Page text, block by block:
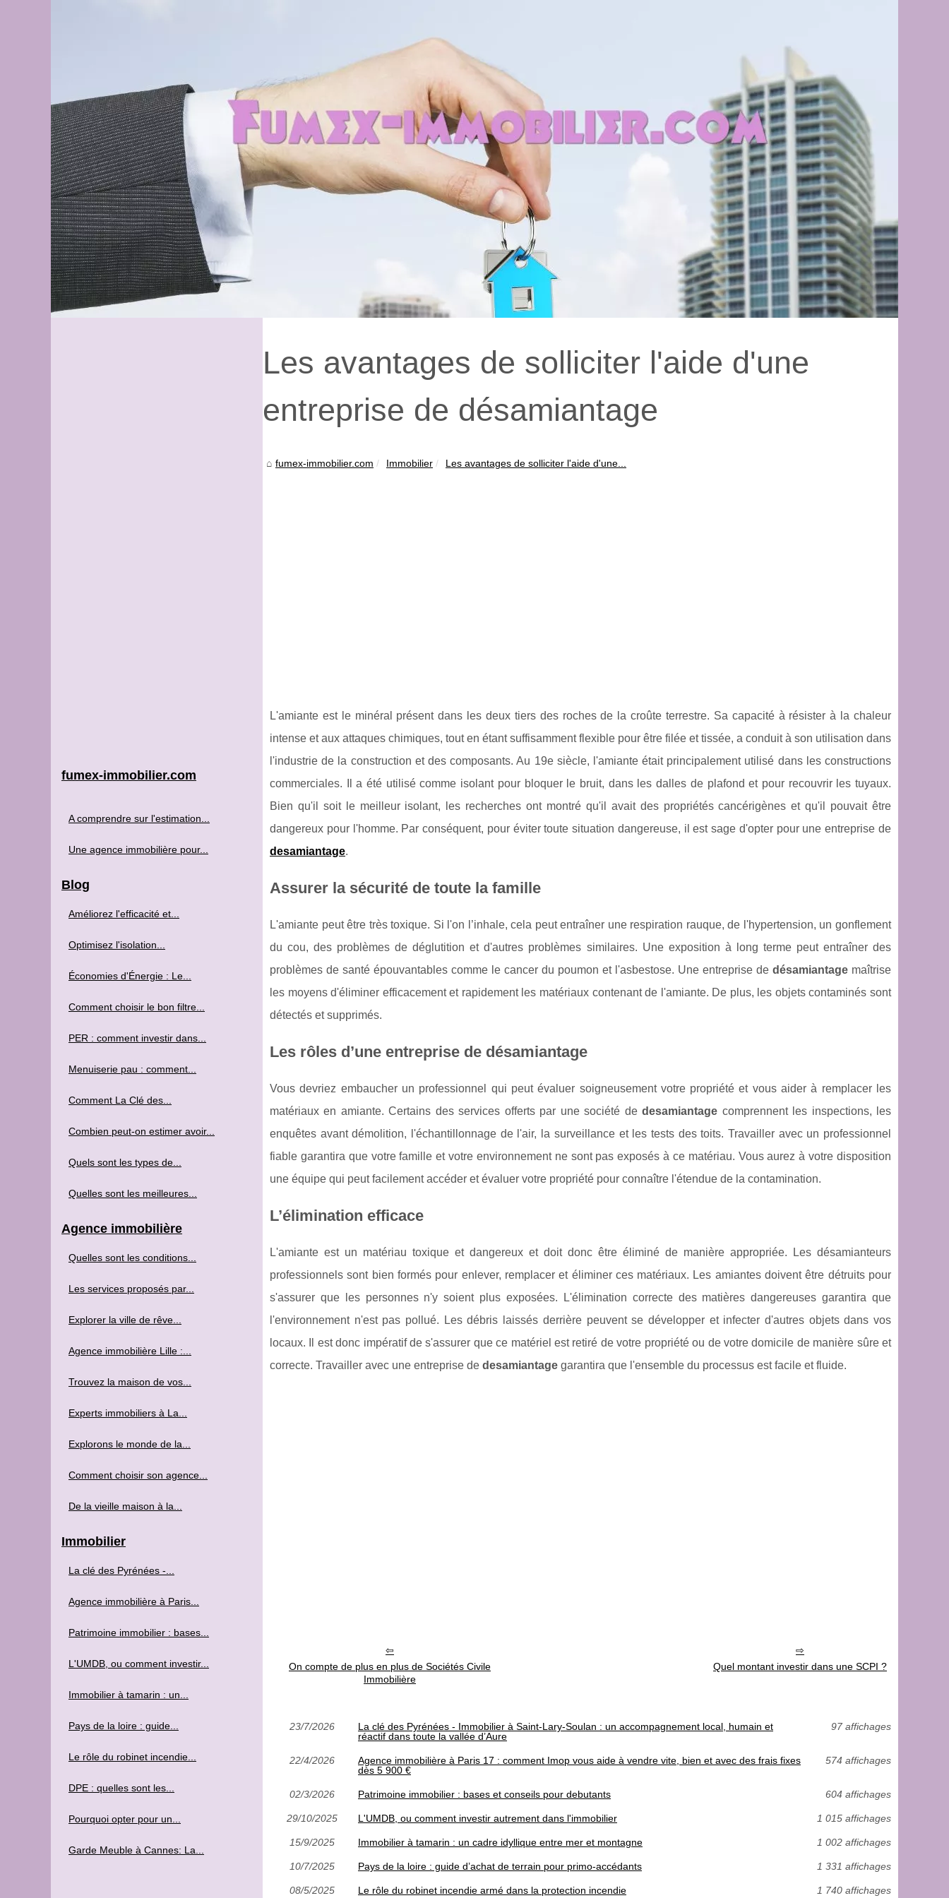
Les avantages de solliciter l'aide d'une
entreprise de désamiantage
fumex-immobilier.com Immobilier Les avantages de solliciter l'aide d'une...
L'amiante est le minéral présent dans les deux tiers des roches de la croûte terrestre. Sa capacité à résister à la chaleur
intense et aux attaques chimiques, tout en étant suffisamment flexible pour être filée et tissée, a conduit à son utilisation dans
l'industrie de la construction et des composants. Au 19e siècle, l'amiante était principalement utilisé dans les constructions
commerciales. Il a été utilisé comme isolant pour bloquer le bruit, dans les dalles de plafond et pour recouvrir les tuyaux.
Bien qu'il soit le meilleur isolant, les recherches ont montré qu'il avait des propriétés cancérigènes et qu'il pouvait être
dangereux pour l'homme. Par conséquent, pour éviter toute situation dangereuse, il est sage d'opter pour une entreprise de
desamiantage.
Assurer la sécurité de toute la famille
L'amiante peut être très toxique. Si l'on l’inhale, cela peut entraîner une respiration rauque, de l'hypertension, un gonflement
du cou, des problèmes de déglutition et d'autres problèmes similaires. Une exposition à long terme peut entraîner des
problèmes de santé épouvantables comme le cancer du poumon et l'asbestose. Une entreprise de désamiantage maîtrise
les moyens d'éliminer efficacement et rapidement les matériaux contenant de l'amiante. De plus, les objets contaminés sont
détectés et supprimés.
Les rôles d’une entreprise de désamiantage
Vous devriez embaucher un professionnel qui peut évaluer soigneusement votre propriété et vous aider à remplacer les
matériaux en amiante. Certains des services offerts par une société dedesamiantage comprennent les inspections, les
enquêtes avant démolition, l'échantillonnage de l'air, la surveillance et les tests des toits. Travailler avec un professionnel
fiable garantira que votre famille et votre environnement ne sont pas exposés à ce matériau. Vous aurez à votre disposition
une équipe qui peut facilement accéder et évaluer votre propriété pour connaître l'étendue de la contamination.
L’élimination efficace
L'amiante est un matériau toxique et dangereux et doit donc être éliminé de manière appropriée. Les désamianteurs
professionnels sont bien formés pour enlever, remplacer et éliminer ces matériaux. Les amiantes doivent être détruits pour
s'assurer que les personnes n'y soient plus exposées. L'élimination correcte des matières dangereuses garantira que
l'environnement n'est pas pollué. Les débris laissés derrière peuvent se développer et infecter d'autres objets dans vos
locaux. Il est donc impératif de s'assurer que ce matériel est retiré de votre propriété ou de votre domicile de manière sûre et
correcte. Travailler avec une entreprise de desamiantage garantira que l'ensemble du processus est facile et fluide.
On compte de plus en plus de Sociétés Civile
Immobilière
Quel montant investir dans une SCPI ?
23/7/2026
La clé des Pyrénées - Immobilier à Saint‑Lary‑Soulan : un accompagnement local, humain et
réactif dans toute la vallée d’Aure
97 affichages
22/4/2026
Agence immobilière à Paris 17 : comment Imop vous aide à vendre vite, bien et avec des frais fixes
dès 5 900 €
574 affichages
02/3/2026 Patrimoine immobilier : bases et conseils pour debutants 604 affichages
29/10/2025 L'UMDB, ou comment investir autrement dans l'immobilier 1 015 affichages
15/9/2025 Immobilier à tamarin : un cadre idyllique entre mer et montagne 1 002 affichages
10/7/2025 Pays de la loire : guide d’achat de terrain pour primo-accédants 1 331 affichages
08/5/2025 Le rôle du robinet incendie armé dans la protection incendie 1 740 affichages
fumex-immobilier.com
A comprendre sur l'estimation...
Une agence immobilière pour...
Blog
Améliorez l'efficacité et...
Optimisez l'isolation...
Économies d'Énergie : Le...
Comment choisir le bon filtre...
PER : comment investir dans...
Menuiserie pau : comment...
Comment La Clé des...
Combien peut-on estimer avoir...
Quels sont les types de...
Quelles sont les meilleures...
Agence immobilière
Quelles sont les conditions...
Les services proposés par...
Explorer la ville de rêve...
Agence immobilière Lille :...
Trouvez la maison de vos...
Experts immobiliers à La...
Explorons le monde de la...
Comment choisir son agence...
De la vieille maison à la...
Immobilier
La clé des Pyrénées -...
Agence immobilière à Paris...
Patrimoine immobilier : bases...
L'UMDB, ou comment investir...
Immobilier à tamarin : un...
Pays de la loire : guide...
Le rôle du robinet incendie...
DPE : quelles sont les...
Pourquoi opter pour un...
Garde Meuble à Cannes: La...